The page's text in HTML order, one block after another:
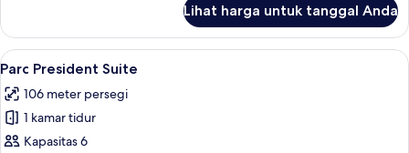
Parc
S-
Class
Lihat harga untuk tanggal Anda
Lihat
semua
foto
untuk
Parc
Parc President Suite | Minibar,
28
Parc President Suite
106 meter persegi
1 kamar tidur
Kapasitas 6